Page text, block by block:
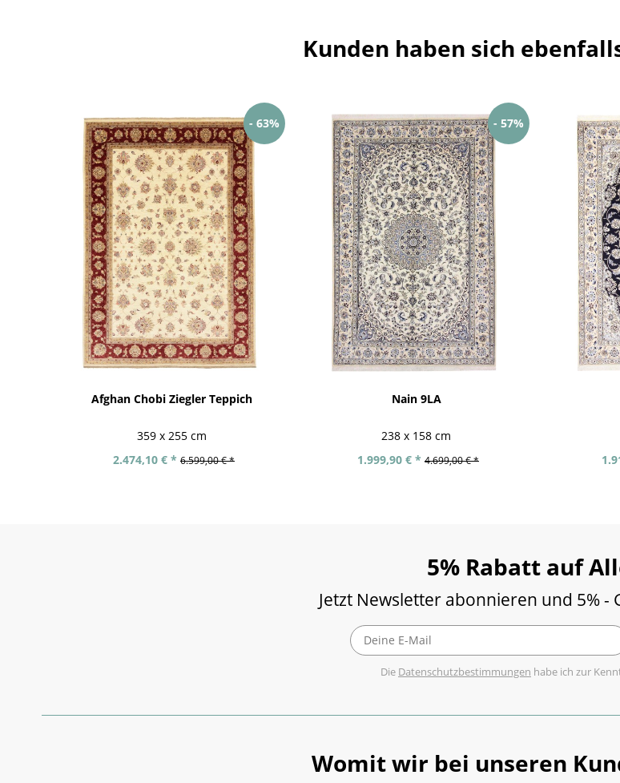
Kunden haben sich
- 63%
Afghan Chobi Ziegler Teppich
359 x 255 cm
2.474,10 € * 6.599,00 € *
- 57%
Nain 9LA
238 x 158 cm
1.999,90 € * 4.699,00 € *
5% Rabatt auf
Jetzt Newsletter abonnieren und 5% -
Die Datenschutzbestimmungen habe ich zur
Womit wir bei unseren